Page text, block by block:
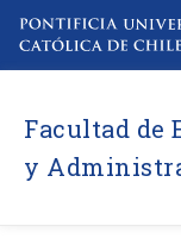
Facultad de
y